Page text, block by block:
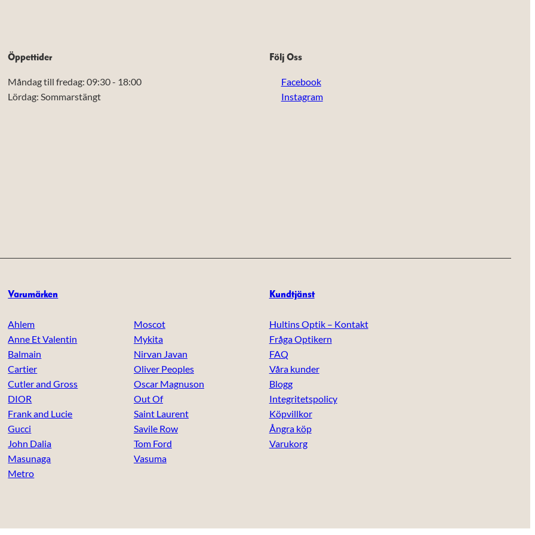
Öppettider
Måndag till fredag: 09:30 - 18:00
Lördag: Sommarstängt
Följ Oss
Facebook
Instagram
Varumärken
Ahlem
Anne Et Valentin
Balmain
Cartier
Cutler and Gross
DIOR
Frank and Lucie
Gucci
John Dalia
Masunaga
Metro
Moscot
Mykita
Nirvan Javan
Oliver Peoples
Oscar Magnuson
Out Of
Saint Laurent
Savile Row
Tom Ford
Vasuma
Kundtjänst
Hultins Optik – Kontakt
Fråga Optikern
FAQ
Våra kunder
Blogg
Integritetspolicy
Köpvillkor
Ångra köp
Varukorg